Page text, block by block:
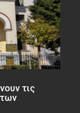
τις
των